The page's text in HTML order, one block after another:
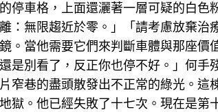
車格，上面還灑著一層可疑的白色
無限趨近於零。」「請考慮放棄治
當他需要它們來判斷車體與那座價
別看了，反正你也停不好。」何手
巷的盡頭散發出不正常的綠光。這
。他已經失敗了十七次。現在是第